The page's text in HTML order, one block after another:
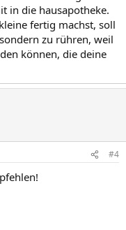
in die hausapotheke.
fertig machst, soll
zu rühren, weil
können, die deine
#4